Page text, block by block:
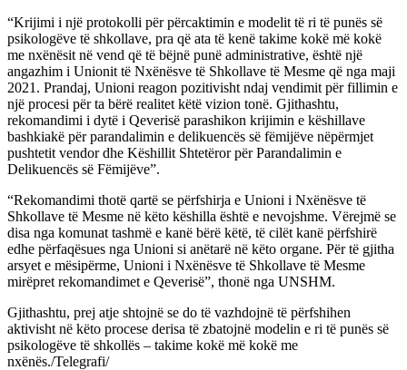
“Krijimi i një protokolli për përcaktimin e modelit të ri të punës së
psikologëve të shkollave, pra që ata të kenë takime kokë më kokë
me nxënësit në vend që të bëjnë punë administrative, është një
angazhim i Unionit të Nxënësve të Shkollave të Mesme që nga maji
2021. Prandaj, Unioni reagon pozitivisht ndaj vendimit për fillimin e
një procesi për ta bërë realitet këtë vizion tonë. Gjithashtu,
rekomandimi i dytë i Qeverisë parashikon krijimin e këshillave
bashkiakë për parandalimin e delikuencës së fëmijëve nëpërmjet
pushtetit vendor dhe Këshillit Shtetëror për Parandalimin e
Delikuencës së Fëmijëve”.
“Rekomandimi thotë qartë se përfshirja e Unioni i Nxënësve të
Shkollave të Mesme në këto këshilla është e nevojshme. Vërejmë se
disa nga komunat tashmë e kanë bërë këtë, të cilët kanë përfshirë
edhe përfaqësues nga Unioni si anëtarë në këto organe. Për të gjitha
arsyet e mësipërme, Unioni i Nxënësve të Shkollave të Mesme
mirëpret rekomandimet e Qeverisë”, thonë nga UNSHM.
Gjithashtu, prej atje shtojnë se do të vazhdojnë të përfshihen
aktivisht në këto procese derisa të zbatojnë modelin e ri të punës së
psikologëve të shkollës – takime kokë më kokë me
nxënës./Telegrafi/